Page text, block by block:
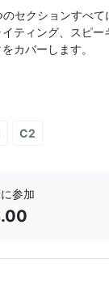
セクションすべて
ティング、スピー
カバーします。
C2
参加